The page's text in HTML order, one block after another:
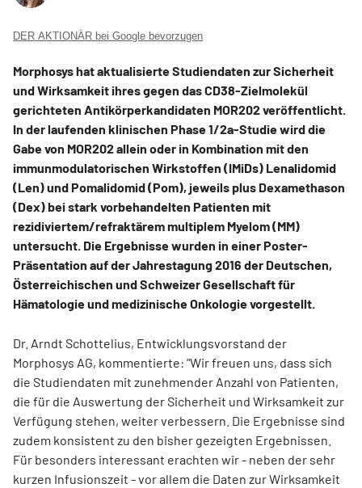
DER AKTIONÄR bei Google bevorzugen
Morphosys hat aktualisierte Studiendaten zur Sicherheit
und Wirksamkeit ihres gegen das CD38-Zielmolekül
gerichteten Antikörperkandidaten MOR202 veröffentlicht.
In der laufenden klinischen Phase 1/2a-Studie wird die
Gabe von MOR202 allein oder in Kombination mit den
immunmodulatorischen Wirkstoffen (IMiDs) Lenalidomid
(Len) und Pomalidomid (Pom), jeweils plus Dexamethason
(Dex) bei stark vorbehandelten Patienten mit
rezidiviertem/refraktärem multiplem Myelom (MM)
untersucht. Die Ergebnisse wurden in einer Poster-
Präsentation auf der Jahrestagung 2016 der Deutschen,
Österreichischen und Schweizer Gesellschaft für
Hämatologie und medizinische Onkologie vorgestellt.
Dr. Arndt Schottelius, Entwicklungsvorstand der
Morphosys AG, kommentierte: "Wir freuen uns, dass sich
die Studiendaten mit zunehmender Anzahl von Patienten,
die für die Auswertung der Sicherheit und Wirksamkeit zur
Verfügung stehen, weiter verbessern. Die Ergebnisse sind
zudem konsistent zu den bisher gezeigten Ergebnissen.
Für besonders interessant erachten wir - neben der sehr
kurzen Infusionszeit - vor allem die Daten zur Wirksamkeit